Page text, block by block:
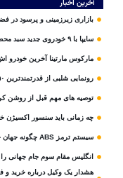
آخرین اخبار
بازاری زیرزمینی و پرسود در
سایپا با ۹ خودروی جدید سبد محصولات خود را به‌روز می‌کند
مارکوس مارتینا آخرین خودرو
رونمایی شلبی از قدرتمندترین F-۱۵۰ اش
توصیه های مهم قبل از روشن
چه زمانی باید سنسور اکسیژن
سیستم ترمز ABS چگونه جهان خودرو را نجات داد؟
انگلیس مقام سوم جام‌ جهانی
هشدار یک وکیل درباره خرید و